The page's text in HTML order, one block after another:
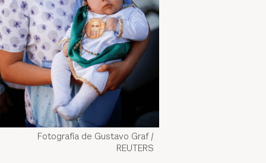
Fotografía de Gustavo Graf /
REUTERS